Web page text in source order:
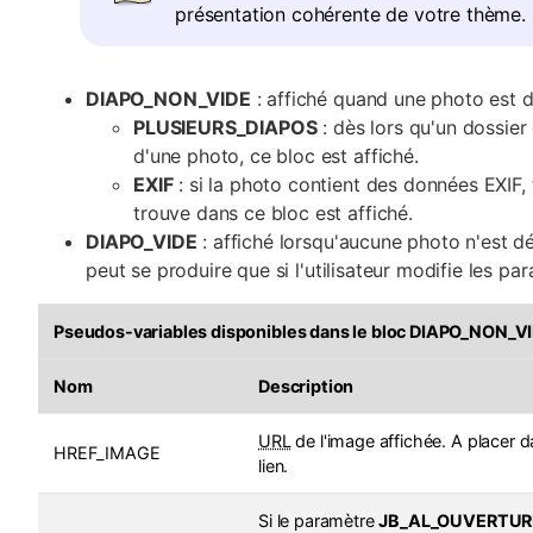
présentation cohérente de votre thème.
DIAPO_NON_VIDE : affiché quand une photo est
PLUSIEURS_DIAPOS: dès lors qu'un dossier
d'une photo, ce bloc est affiché.
EXIF: si la photo contient des données
trouve dans ce bloc est affiché.
DIAPO_VIDE : affiché lorsqu'aucune photo n'est
peut se produire que si l'utilisateur modifie les
Pseudos-variables disponibles dans le bloc
Nom Description
HREF_IMAGE
URL de l'image affichée. A placer
lien.
Si le paramètre